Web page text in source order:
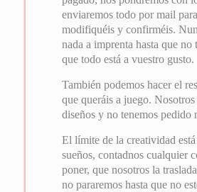
enviaremos todo por mail
modifiquéis y confirméis.
nada a imprenta hasta que no
que todo está a vuestro gusto.
También podemos hacer el
que queráis a juego.
diseños y no tenemos pedido
El límite de la creatividad
sueños, contadnos cualquier
poner, que nosotros la
no pararemos hasta que no